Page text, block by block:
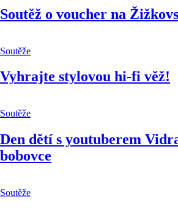
Soutěž o voucher na
Soutěže
Vyhrajte stylovou hi-fi věž!
Soutěže
Den dětí s youtuberem
bobovce
Soutěže